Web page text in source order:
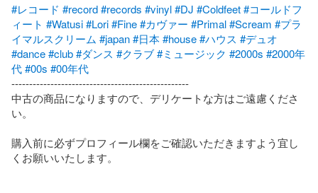
#レコード #record#records #vinyl#DJ #Coldfeet#コールドフ
ィート #Watusi#Lori#Fine#カヴァー #Primal#Scream #プラ
イマルスクリーム #japan#日本#house#ハウス #デュオ
#dance#club#ダンス #クラブ#ミュージック #2000s #2000年
代#00s #00年代
--------------------------------------------------
中古の商品になりますので、デリケートな方はご遠慮くださ
い。
購入前に必ずプロフィール欄をご確認いただきますよう宜し
くお願いいたします。